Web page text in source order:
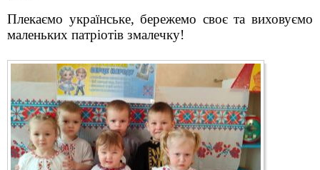
Плекаємо українське, бережемо своє та виховуємо
маленьких патріотів змалечку!